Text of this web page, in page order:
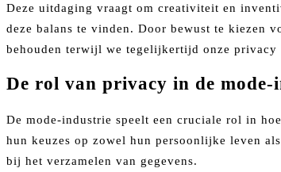
Deze uitdaging vraagt om creativiteit en
deze balans te vinden. Door bewust te kiezen
behouden terwijl we tegelijkertijd onze privacy
De rol van privacy in de mode-
De mode-industrie speelt een cruciale rol in
hun keuzes op zowel hun persoonlijke leven
bij het verzamelen van gegevens.